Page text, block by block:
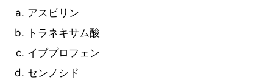
アスピリン
トラネキサム酸
イブプロフェン
センノシド